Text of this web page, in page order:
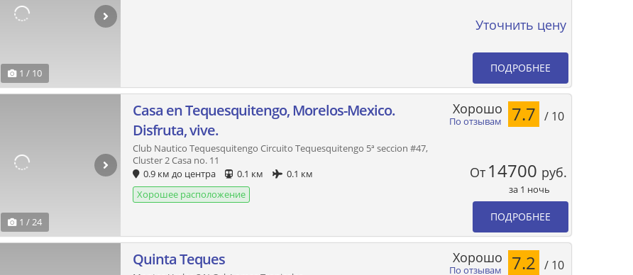
1 / 10
Уточнить цену
ПОДРОБНЕЕ
1 / 24
Casa en Tequesquitengo, Morelos-Mexico.
Disfruta, vive.
Club Nautico Tequesquitengo Circuito Tequesquitengo 5ª seccion #47,
Cluster 2 Casa no. 11
0.9 км до центра
0.1 км
0.1 км
Хорошее расположение
По отзывам
Хорошо 7.7 / 10
От 14700 руб.
за 1 ночь
ПОДРОБНЕЕ
Quinta Teques
По отзывам
Хорошо 7.2 / 10